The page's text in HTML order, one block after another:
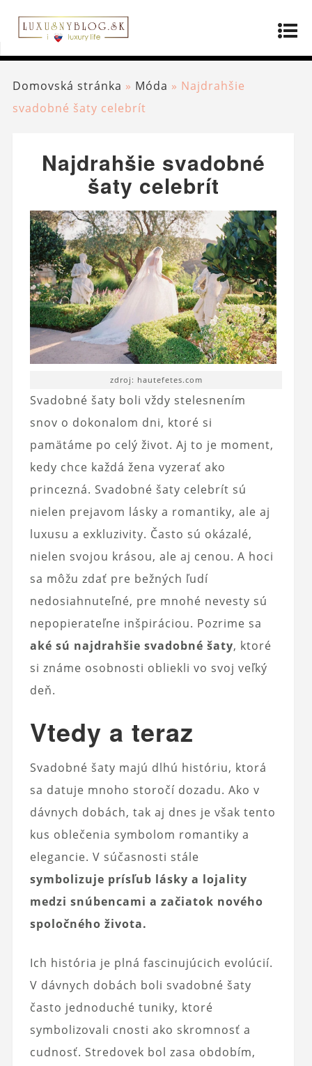
Domovská stránka » Móda » Najdrahšie
svadobné šaty celebrít
Najdrahšie svadobné
šaty celebrít
zdroj: hautefetes.com
Svadobné šaty boli vždy stelesnením
snov o dokonalom dni, ktoré si
pamätáme po celý život. Aj to je moment,
kedy chce každá žena vyzerať ako
princezná. Svadobné šaty celebrít sú
nielen prejavom lásky a romantiky, ale aj
luxusu a exkluzivity. Často sú okázalé,
nielen svojou krásou, ale aj cenou. A hoci
sa môžu zdať pre bežných ľudí
nedosiahnuteľné, pre mnohé nevesty sú
nepopierateľne inšpiráciou. Pozrime sa
aké sú najdrahšie svadobné šaty, ktoré
si známe osobnosti obliekli vo svoj veľký
deň.
Vtedy a teraz
Svadobné šaty majú dlhú históriu, ktorá
sa datuje mnoho storočí dozadu. Ako v
dávnych dobách, tak aj dnes je však tento
kus oblečenia symbolom romantiky a
elegancie. V súčasnosti stále
symbolizuje prísľub lásky a lojality
medzi snúbencami a začiatok nového
spoločného života.
Ich história je plná fascinujúcich evolúcií.
V dávnych dobách boli svadobné šaty
často jednoduché tuniky, ktoré
symbolizovali cnosti ako skromnosť a
cudnosť. Stredovek bol zasa obdobím,